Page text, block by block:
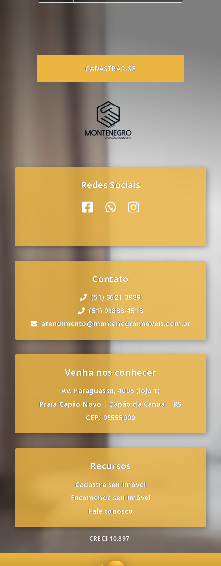
CADASTRAR-SE
Redes Sociais
Contato
(51) 3621-3989
(51) 99833-4513
atendimento@montenegroimoveis.com.br
Venha nos conhecer
Av. Paraguassu, 4005 (loja 1)
Praia Capão Novo | Capão da Canoa | RS
CEP: 95555000
Recursos
Cadastre seu imóvel
Encomende seu imóvel
Fale conosco
CRECI 10.897